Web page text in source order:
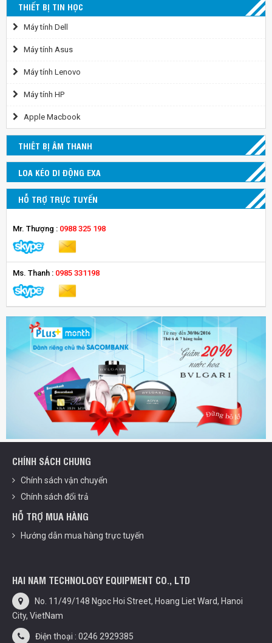
THIẾT BỊ TIN HỌC
Máy tính Dell
Máy tính Asus
Máy tính Lenovo
Máy tính HP
Apple Macbook
THIÊT BỊ ÂM THANH
LOA KÉO DI ĐỘNG EXA
HỖ TRỢ TRỰC TUYẾN
Mr. Thượng : 0988 325 198
Ms. Thanh : 0985 331198
CHÍNH SÁCH CHUNG
Chính sách vận chuyển
Chính sách đổi trả
HỖ TRỢ MUA HÀNG
Hướng dẫn mua hàng trực tuyến
HAI NAM TECHNOLOGY EQUIPMENT CO., LTD
No. 11/49/148 Ngoc Hoi Street, Hoang Liet Ward, Hanoi
City, VietNam
Điện thoại : 0246 2929385